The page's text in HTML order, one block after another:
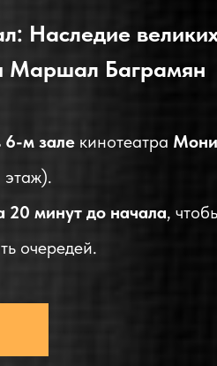
Наследие
Маршал Баграмян
6-м зале кинотеатра
20 минут до начала,
очередей.